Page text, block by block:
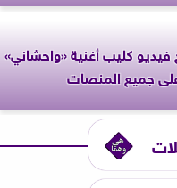
كليب أغنية «واحشاني»
جميع المنصات